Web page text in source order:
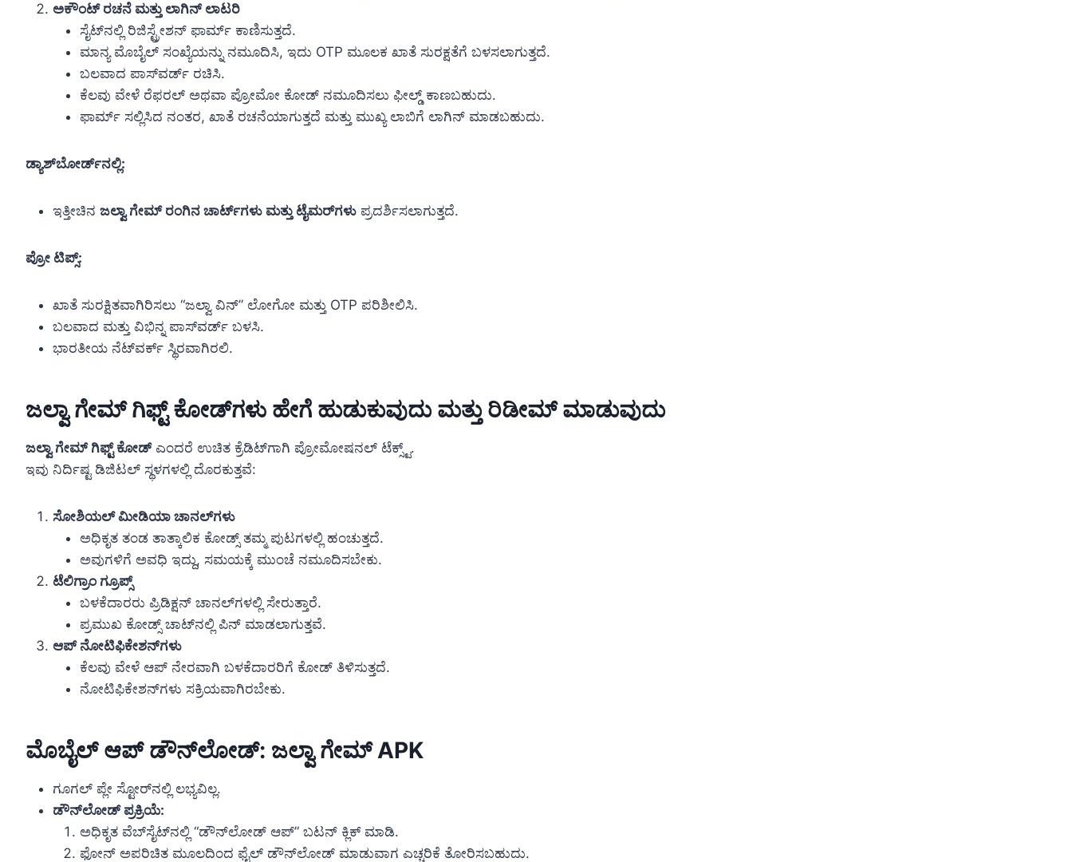
ಅಕೌಂಟ್ ರಚನೆ ಮತ್ತು ಲಾಗಿನ್ ಲಾಟರಿ
ಸೈಟ್‌ನಲ್ಲಿ ರಿಜಿಸ್ಟ್ರೇಶನ್ ಫಾರ್ಮ್ ಕಾಣಿಸುತ್ತದೆ.
ಮಾನ್ಯ ಮೊಬೈಲ್ ಸಂಖ್ಯೆಯನ್ನು ನಮೂದಿಸಿ, ಇದು OTP ಮೂಲಕ ಖಾತೆ ಸುರಕ್ಷತೆಗೆ ಬಳಸಲಾಗುತ್ತದೆ.
ಬಲವಾದ ಪಾಸ್‌ವರ್ಡ್ ರಚಿಸಿ.
ಕೆಲವು ವೇಳೆ ರೆಫರಲ್ ಅಥವಾ ಪ್ರೋಮೋ ಕೋಡ್ ನಮೂದಿಸಲು ಫೀಲ್ಡ್ ಕಾಣಬಹುದು.
ಫಾರ್ಮ್ ಸಲ್ಲಿಸಿದ ನಂತರ, ಖಾತೆ ರಚನೆಯಾಗುತ್ತದೆ ಮತ್ತು ಮುಖ್ಯ ಲಾಬಿಗೆ ಲಾಗಿನ್ ಮಾಡಬಹುದು.
ಡ್ಯಾಶ್‌ಬೋರ್ಡ್‌ನಲ್ಲಿ:
ಇತ್ತೀಚಿನ ಜಲ್ವಾ ಗೇಮ್ ರಂಗಿನ ಚಾರ್ಟ್‌ಗಳು ಮತ್ತು ಟೈಮರ್‌ಗಳು ಪ್ರದರ್ಶಿಸಲಾಗುತ್ತದೆ.
ಪ್ರೋ ಟಿಪ್ಸ್:
ಖಾತೆ ಸುರಕ್ಷಿತವಾಗಿರಿಸಲು “ಜಲ್ವಾ ವಿನ್” ಲೋಗೋ ಮತ್ತು OTP ಪರಿಶೀಲಿಸಿ.
ಬಲವಾದ ಮತ್ತು ವಿಭಿನ್ನ ಪಾಸ್‌ವರ್ಡ್ ಬಳಸಿ.
ಭಾರತೀಯ ನೆಟ್‌ವರ್ಕ್ ಸ್ಥಿರವಾಗಿರಲಿ.
ಜಲ್ವಾ ಗೇಮ್ ಗಿಫ್ಟ್ ಕೋಡ್‌ಗಳು ಹೇಗೆ ಹುಡುಕುವುದು ಮತ್ತು ರಿಡೀಮ್ ಮಾಡುವುದು
ಜಲ್ವಾ ಗೇಮ್ ಗಿಫ್ಟ್ ಕೋಡ್ಎಂದರೆ ಉಚಿತ ಕ್ರೆಡಿಟ್‌ಗಾಗಿ ಪ್ರೋಮೋಷನಲ್ ಟೆಕ್ಸ್ಟ್.
ಇವು ನಿರ್ದಿಷ್ಟ ಡಿಜಿಟಲ್ ಸ್ಥಳಗಳಲ್ಲಿ ದೊರಕುತ್ತವೆ:
ಸೋಶಿಯಲ್ ಮೀಡಿಯಾ ಚಾನಲ್‌ಗಳು
ಅಧಿಕೃತ ತಂಡ ತಾತ್ಕಾಲಿಕ ಕೋಡ್ಸ್ ತಮ್ಮ ಪುಟಗಳಲ್ಲಿ ಹಂಚುತ್ತದೆ.
ಅವುಗಳಿಗೆ ಅವಧಿ ಇದ್ದು, ಸಮಯಕ್ಕೆ ಮುಂಚೆ ನಮೂದಿಸಬೇಕು.
ಟೆಲಿಗ್ರಾಂ ಗ್ರೂಪ್ಸ್
ಬಳಕೆದಾರರು ಪ್ರಿಡಿಕ್ಷನ್ ಚಾನಲ್‌ಗಳಲ್ಲಿ ಸೇರುತ್ತಾರೆ.
ಪ್ರಮುಖ ಕೋಡ್ಸ್ ಚಾಟ್‌ನಲ್ಲಿ ಪಿನ್ ಮಾಡಲಾಗುತ್ತವೆ.
ಆಪ್ ನೋಟಿಫಿಕೇಶನ್‌ಗಳು
ಕೆಲವು ವೇಳೆ ಆಪ್ ನೇರವಾಗಿ ಬಳಕೆದಾರರಿಗೆ ಕೋಡ್ ತಿಳಿಸುತ್ತದೆ.
ನೋಟಿಫಿಕೇಶನ್‌ಗಳು ಸಕ್ರಿಯವಾಗಿರಬೇಕು.
ಮೊಬೈಲ್ ಆಪ್ ಡೌನ್‌ಲೋಡ್: ಜಲ್ವಾ ಗೇಮ್ APK
ಗೂಗಲ್ ಪ್ಲೇ ಸ್ಟೋರ್‌ನಲ್ಲಿ ಲಭ್ಯವಿಲ್ಲ.
ಡೌನ್‌ಲೋಡ್ ಪ್ರಕ್ರಿಯೆ:
ಅಧಿಕೃತ ವೆಬ್‌ಸೈಟ್‌ನಲ್ಲಿ “ಡೌನ್‌ಲೋಡ್ ಆಪ್” ಬಟನ್ ಕ್ಲಿಕ್ ಮಾಡಿ.
ಫೋನ್ ಅಪರಿಚಿತ ಮೂಲದಿಂದ ಫೈಲ್ ಡೌನ್‌ಲೋಡ್ ಮಾಡುವಾಗ ಎಚ್ಚರಿಕೆ ತೋರಿಸಬಹುದು.